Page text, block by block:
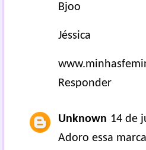
Bjoo
Jéssica
Responder
Unknown 14 de
Adoro essa